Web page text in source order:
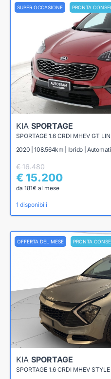
SUPER OCCASIONE PRONTA
KIA SPORTAGE
SPORTAGE 1.6 CRDI MHEV GT
2020 | 108.564km | Ibrido |
€ 16.480
€ 15.200
da 181€ al mese
1 disponibili
OFFERTA DEL MESE PRONTA
KIA SPORTAGE
SPORTAGE 1.6 CRDI MHEV